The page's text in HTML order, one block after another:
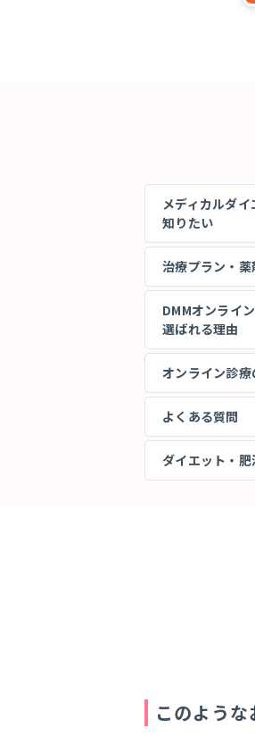
メディカルダ
知りたい
治療プラン・薬
DMMオンライ
選ばれる理由
オンライン診
よくある質問
ダイエット・
このような